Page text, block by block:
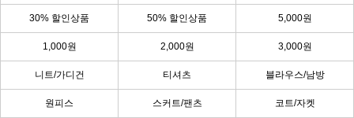
30% 할인상품 50% 할인상품 5,000원
1,000원 2,000원 3,000원
니트/가디건 티셔츠 블라우스/남방
원피스 스커트/팬츠 코트/자켓